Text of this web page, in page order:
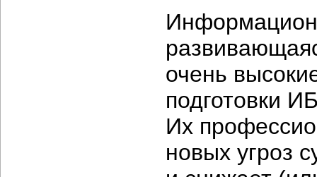
очень
подготовки
Их
новых угроз